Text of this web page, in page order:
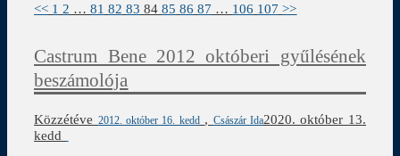
<< 1 2 … 81 82 83 84 85 86 87 … 106 107 >>
Castrum Bene 2012 októberi gyűlésének
beszámolója
Közzétéve 2012. október 16. kedd , Császár Ida2020. október 13.
kedd